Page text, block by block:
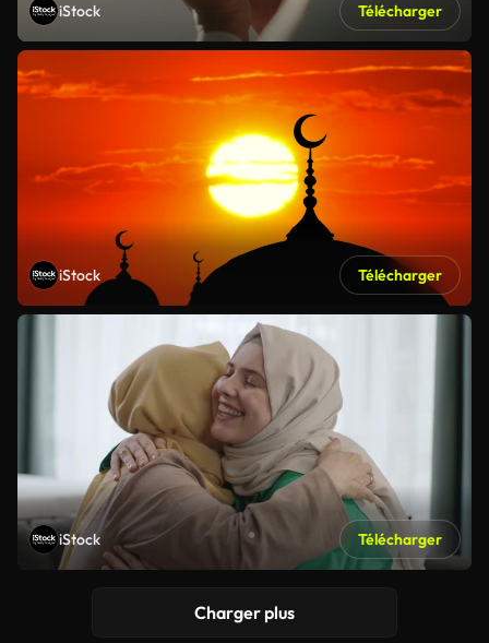
iStock Télécharger
iStock Télécharger
iStock Télécharger
Charger plus